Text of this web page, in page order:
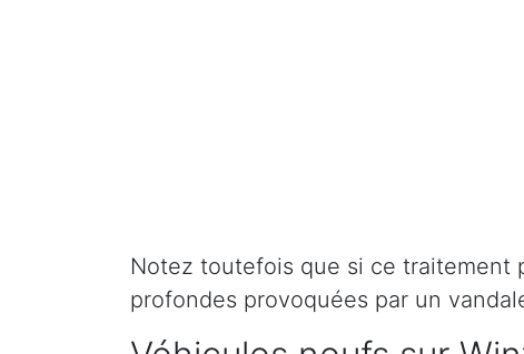
Notez toutefois que si ce traitement
profondes provoquées par un